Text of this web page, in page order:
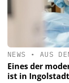
NEWS • AUS
Eines der
ist in Ingolstadt